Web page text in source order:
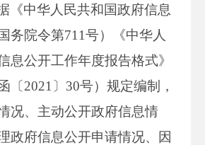
《中华人民共和国政府信息
务院令第711号）《中华人
息公开工作年度报告格式》
〔2021〕30号）规定编制，
况、主动公开政府信息情
政府信息公开申请情况、因